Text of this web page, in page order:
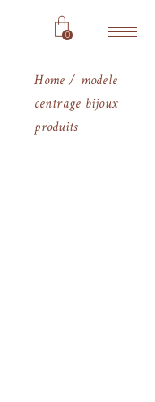
0
Home
modele
centrage bijoux
produits